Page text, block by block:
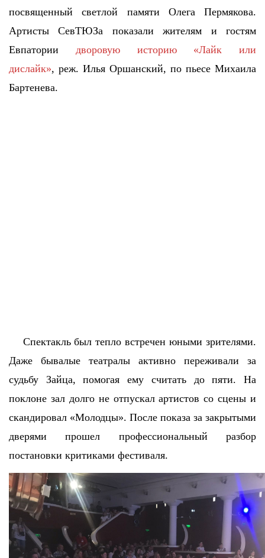
посвященный светлой памяти Олега Пермякова.
Артисты СевТЮЗа показали жителям и гостям
Евпатории дворовую историю «Лайк или
дислайк», реж. Илья Оршанский, по пьесе Михаила
Бартенева.
Спектакль был тепло встречен юными зрителями.
Даже бывалые театралы активно переживали за
судьбу Зайца, помогая ему считать до пяти. На
поклоне зал долго не отпускал артистов со сцены и
скандировал «Молодцы». После показа за закрытыми
дверями прошел профессиональный разбор
постановки критиками фестиваля.